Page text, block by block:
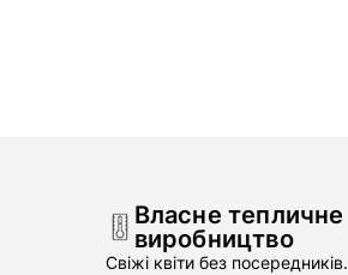
Власне тепличне
виробництво
Свіжі квіти без посередників.